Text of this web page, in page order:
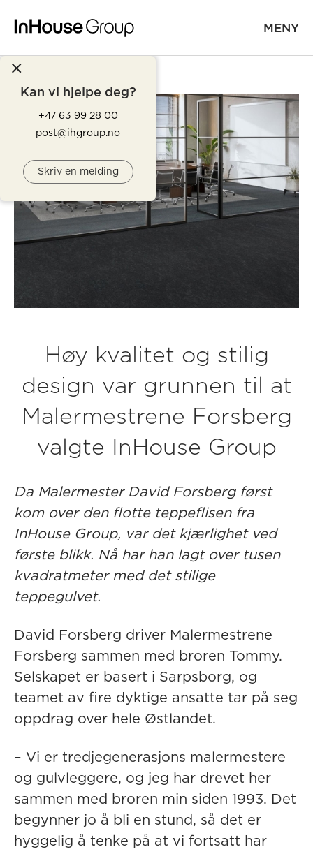
MENY
Kan vi hjelpe deg?
+47 63 99 28 00
post@ihgroup.no
Skriv en melding
Høy kvalitet og stilig
design var grunnen til at
Malermestrene Forsberg
valgte InHouse Group
Da Malermester David Forsberg først
kom over den flotte teppeflisen fra
InHouse Group, var det kjærlighet ved
første blikk. Nå har han lagt over tusen
kvadratmeter med det stilige
teppegulvet.
David Forsberg driver Malermestrene
Forsberg sammen med broren Tommy.
Selskapet er basert i Sarpsborg, og
teamet av fire dyktige ansatte tar på seg
oppdrag over hele Østlandet.
– Vi er tredjegenerasjons malermestere
og gulvleggere, og jeg har drevet her
sammen med broren min siden 1993. Det
begynner jo å bli en stund, så det er
hyggelig å tenke på at vi fortsatt har